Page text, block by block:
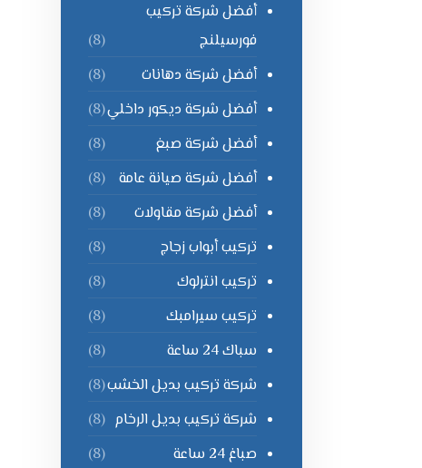
أفضل شركة تركيب
فورسيلنج
(8)
أفضل شركة دهانات
(8)
أفضل شركة ديكور داخلي(8)
أفضل شركة صبغ
(8)
أفضل شركة صيانة عامة
(8)
أفضل شركة مقاولات
(8)
تركيب أبواب زجاج
(8)
تركيب انترلوك
(8)
تركيب سيرامبك
(8)
سباك 24 ساعة
(8)
شركة تركيب بديل الخشب(8)
شركة تركيب بديل الرخام (8)
صباغ 24 ساعة
(8)